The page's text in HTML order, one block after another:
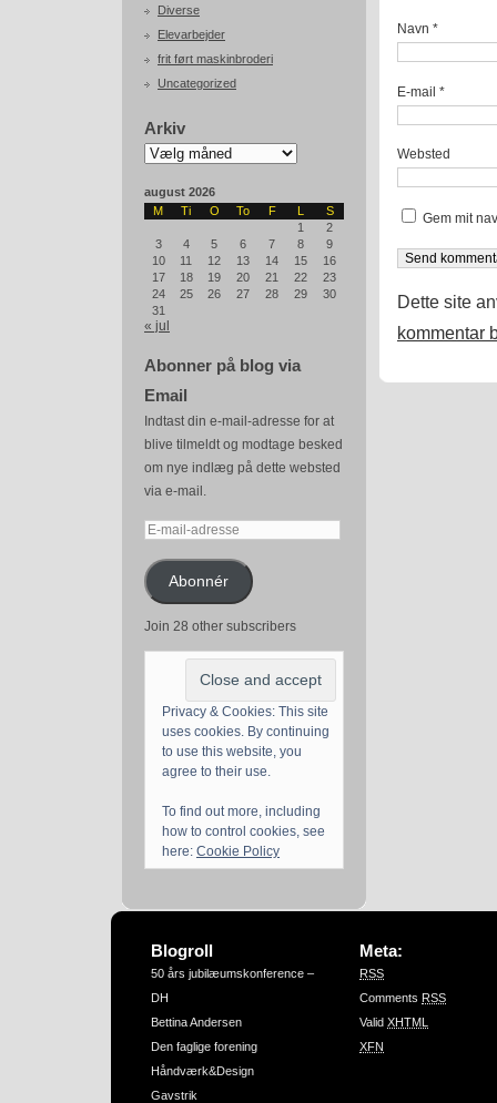
Diverse
Elevarbejder
frit ført maskinbroderi
Uncategorized
Arkiv
Arkiv
august 2026
M
Ti O To F L
S
1
2
3
4 5 6 7 8
9
10
11 12 13 14 15
16
17
18 19 20 21 22
23
24
25 26 27 28 29
30
31
« jul
Abonner på blog via
Email
Indtast din e-mail-adresse for at
blive tilmeldt og modtage besked
om nye indlæg på dette websted
via e-mail.
E-
adresseAbonnér
Join 28 other subscribers
Privacy & Cookies: This site
uses cookies. By continuing
to use this website, you
agree to their use.
To find out more, including
how to control cookies, see
here: Cookie Policy
Navn *
E-mail *
Websted
Gem mit
Dette site
kommentar
Blogroll
50 års jubilæumskonference –
DH
Bettina Andersen
Den faglige forening
Håndværk&Design
Gavstrik
Meta:
RSS
Comments RSS
Valid XHTML
XFN